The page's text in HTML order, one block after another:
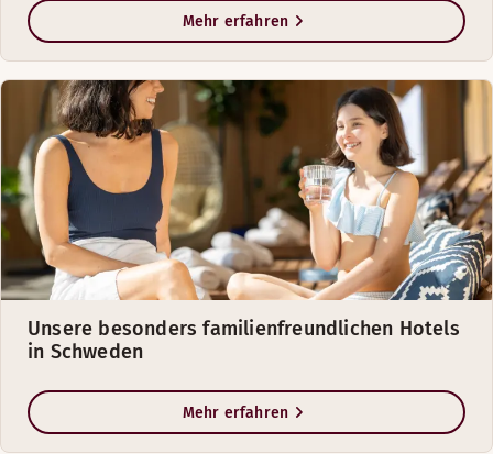
Mehr erfahren
Unsere besonders familienfreundlichen Hotels
in Schweden
Mehr erfahren